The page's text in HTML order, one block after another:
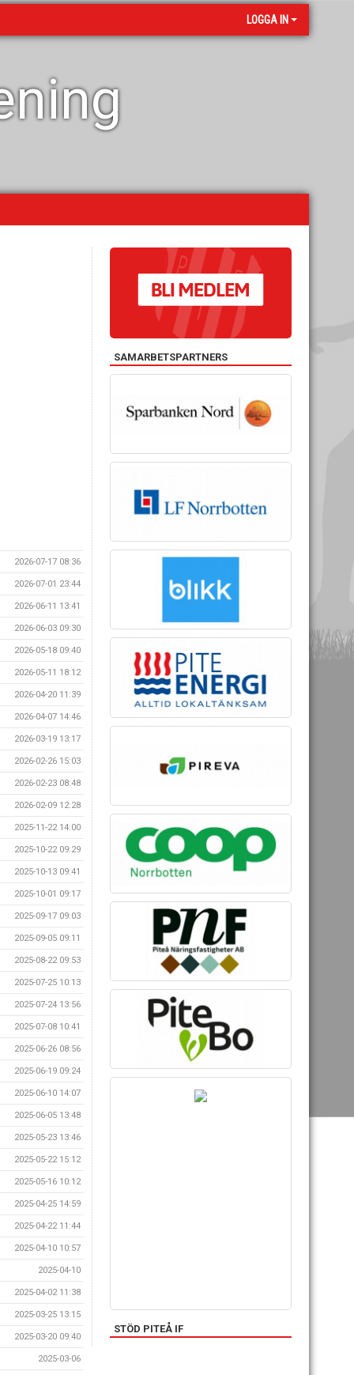
LOGGA IN
2026-07-17 08:36
2026-07-01 23:44
2026-06-11 13:41
2026-06-03 09:30
2026-05-18 09:40
2026-05-11 18:12
2026-04-20 11:39
2026-04-07 14:46
2026-03-19 13:17
2026-02-26 15:03
2026-02-23 08:48
2026-02-09 12:28
2025-11-22 14:00
2025-10-22 09:29
2025-10-13 09:41
2025-10-01 09:17
2025-09-17 09:03
2025-09-05 09:11
2025-08-22 09:53
2025-07-25 10:13
2025-07-24 13:56
2025-07-08 10:41
2025-06-26 08:56
2025-06-19 09:24
2025-06-10 14:07
2025-06-05 13:48
2025-05-23 13:46
2025-05-22 15:12
2025-05-16 10:12
2025-04-25 14:59
2025-04-22 11:44
2025-04-10 10:57
2025-04-10
2025-04-02 11:38
2025-03-25 13:15
2025-03-20 09:40
2025-03-06
SAMARBETSPARTNERS
STÖD PITEÅ IF